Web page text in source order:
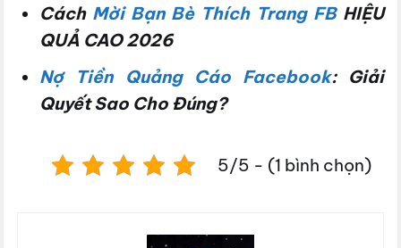
Cách Mời Bạn Bè Thích Trang FBHIỆU
QUẢ CAO 2026
Nợ Tiền Quảng Cáo Facebook: Giải
Quyết Sao Cho Đúng?
5/5 - (1 bình chọn)